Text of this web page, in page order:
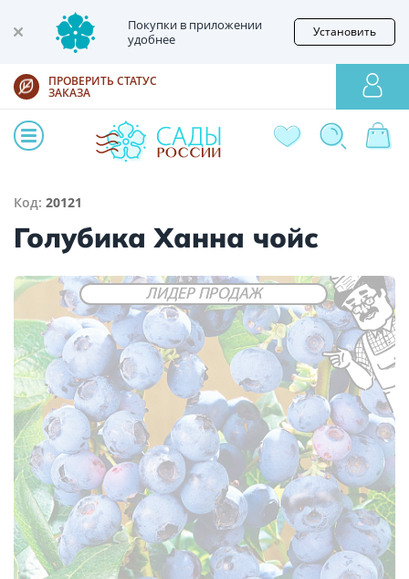
Покупки в приложении
удобнее
Установить
ПРОВЕРИТЬ СТАТУС
ЗАКАЗА
Код: 20121
Голубика Ханна чойс
ЛИДЕР ПРОДАЖ